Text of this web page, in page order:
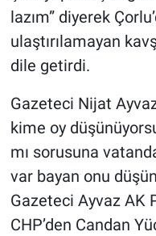
lazım” diyerek
ulaştırılamayan
dile getirdi.
Gazeteci Nijat
kime oy
mı sorusuna
var bayan onu
Gazeteci Ayvaz AK
CHP’den Candan